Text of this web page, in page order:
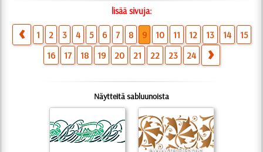
lisää sivuja:
1 2 3 4 5 6 7 8 9 10 11 12 13 14
15
16
17 18 19 20 21 22 23 24
Näytteitä sabluunoista